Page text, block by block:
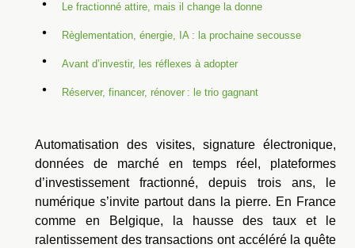
Le fractionné attire, mais il change la donne
Règlementation, énergie, IA : la prochaine secousse
Avant d’investir, les réflexes à adopter
Réserver, financer, rénover : le trio gagnant
Automatisation des visites, signature électronique,
données de marché en temps réel, plateformes
d’investissement fractionné, depuis trois ans, le
numérique s’invite partout dans la pierre. En France
comme en Belgique, la hausse des taux et le
ralentissement des transactions ont accéléré la quête